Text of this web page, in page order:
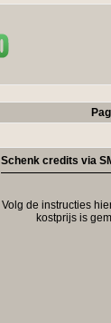
Schenk credits via
Volg de instructies
kostprijs is